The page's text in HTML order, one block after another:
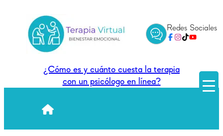
contenido
Redes Sociales
¿Cómo es y cuánto cuesta la terapia
con un psicólogo en línea?